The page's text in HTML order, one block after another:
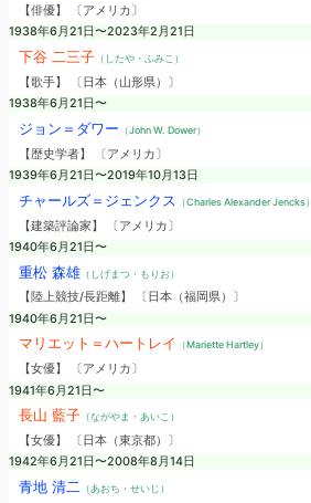
【俳優】 〔アメリカ〕
1938年6月21日〜2023年2月21日
下谷 二三子（したや・ふみこ）
【歌手】 〔日本（山形県）〕
1938年6月21日〜
ジョン＝ダワー （John W. Dower）
【歴史学者】 〔アメリカ〕
1939年6月21日〜2019年10月13日
チャールズ＝ジェンクス （Charles Alexander Jencks）
【建築評論家】 〔アメリカ〕
1940年6月21日〜
重松 森雄（しげまつ・もりお）
【陸上競技/長距離】 〔日本（福岡県）〕
1940年6月21日〜
マリエット＝ハートレイ （Mariette Hartley）
【女優】 〔アメリカ〕
1941年6月21日〜
長山 藍子（ながやま・あいこ）
【女優】 〔日本（東京都）〕
1942年6月21日〜2008年8月14日
青地 清二 （あおち・せいじ）